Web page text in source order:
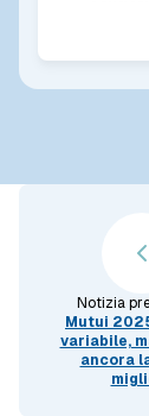
Notizia
Mutui
variabile,
ancora